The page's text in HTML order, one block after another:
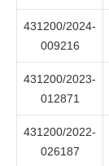
431200/2024-
009216
431200/2023-
012871
431200/2022-
026187